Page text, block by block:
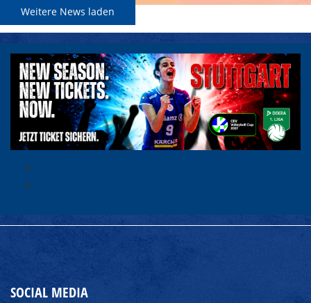
Weitere News laden
SOCIAL MEDIA